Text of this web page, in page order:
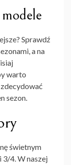
Sprawdź
a na
warto
sezon.
świetnym
3/4. W naszej